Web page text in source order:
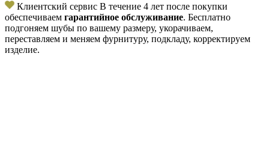
Клиентский сервис В течение 4 лет после покупки
обеспечиваем гарантийное обслуживание. Бесплатно
подгоняем шубы по вашему размеру, укорачиваем,
переставляем и меняем фурнитуру, подкладу, корректируем
изделие.